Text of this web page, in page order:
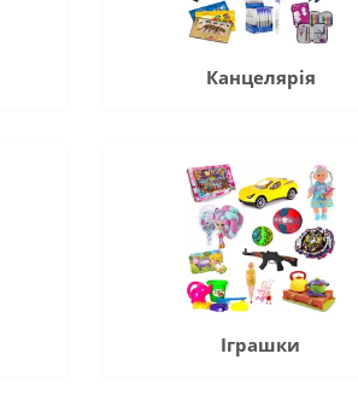
Канцелярія
Іграшки